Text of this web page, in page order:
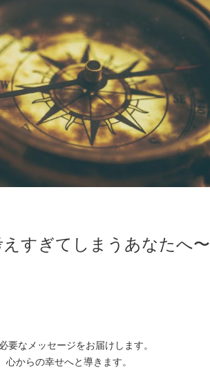
すぎてしまうあなたへ〜
要なメッセージをお届けします。
からの幸せへと導きます。